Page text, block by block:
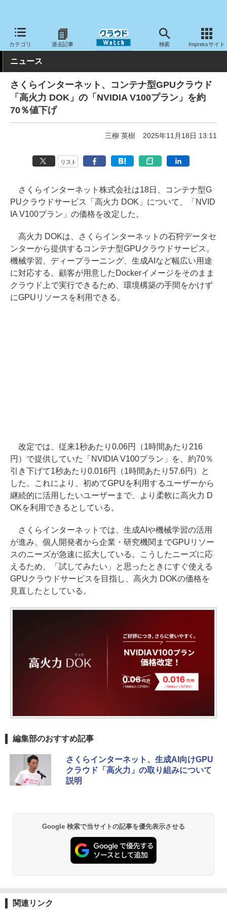
カテゴリ 過去記事 検索 Impressサイト
クラウド Watch ハード・インフラ パブリッククラウド その他
ニュース
さくらインターネット、コンテナ型GPUクラウド
「高火力 DOK」の「NVIDIA V100プラン」を約
70％値下げ
三柳 英樹 2025年11月18日 13:11
リスト
さくらインターネット株式会社は18日、コンテナ型G
PUクラウドサービス「高火力 DOK」について、「NVID
IA V100プラン」の価格を改定した。
高火力 DOKは、さくらインターネットの石狩データセ
ンターから提供するコンテナ型GPUクラウドサービス。
機械学習、ディープラーニング、生成AIなど幅広い用途
に対応する。顧客が用意したDockerイメージをそのまま
クラウド上で実行できるため、環境構築の手間をかけず
にGPUリソースを利用できる。
改定では、従来1秒あたり0.06円（1時間あたり216
円）で提供していた「NVIDIA V100プラン」を、約70％
引き下げて1秒あたり0.016円（1時間あたり57.6円）と
した。これにより、初めてGPUを利用するユーザーから
継続的に活用したいユーザーまで、より柔軟に高火力 D
OKを利用できるとしている。
さくらインターネットでは、生成AIや機械学習の活用
が進み、個人開発者から企業・研究機関までGPUリソー
スのニーズが急速に拡大している。こうしたニーズに応
えるため、「試してみたい」と思ったときにすぐ使える
GPUクラウドサービスを目指し、高火力 DOKの価格を
見直したとしている。
編集部のおすすめ記事
さくらインターネット、生成AI向けGPU
クラウド「高火力」の取り組みについて
説明
Google 検索で当サイトの記事を優先表示させる
関連リンク